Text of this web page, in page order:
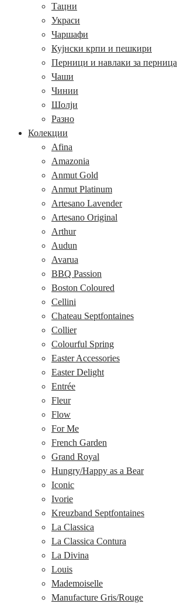
Тацни
Украси
Чаршафи
Кујнски крпи и пешкири
Перници и навлаки за перница
Чаши
Чинии
Шолји
Разно
Колекции
Afina
Amazonia
Anmut Gold
Anmut Platinum
Artesano Lavender
Artesano Original
Arthur
Audun
Avarua
BBQ Passion
Boston Coloured
Cellini
Chateau Septfontaines
Collier
Colourful Spring
Easter Accessories
Easter Delight
Entrée
Fleur
Flow
For Me
French Garden
Grand Royal
Hungry/Happy as a Bear
Iconic
Ivorie
Kreuzband Septfontaines
La Classica
La Classica Contura
La Divina
Louis
Mademoiselle
Manufacture Gris/Rouge